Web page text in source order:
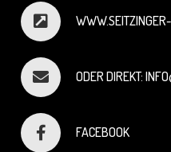
ODER DIREKT:
FACEBOOK